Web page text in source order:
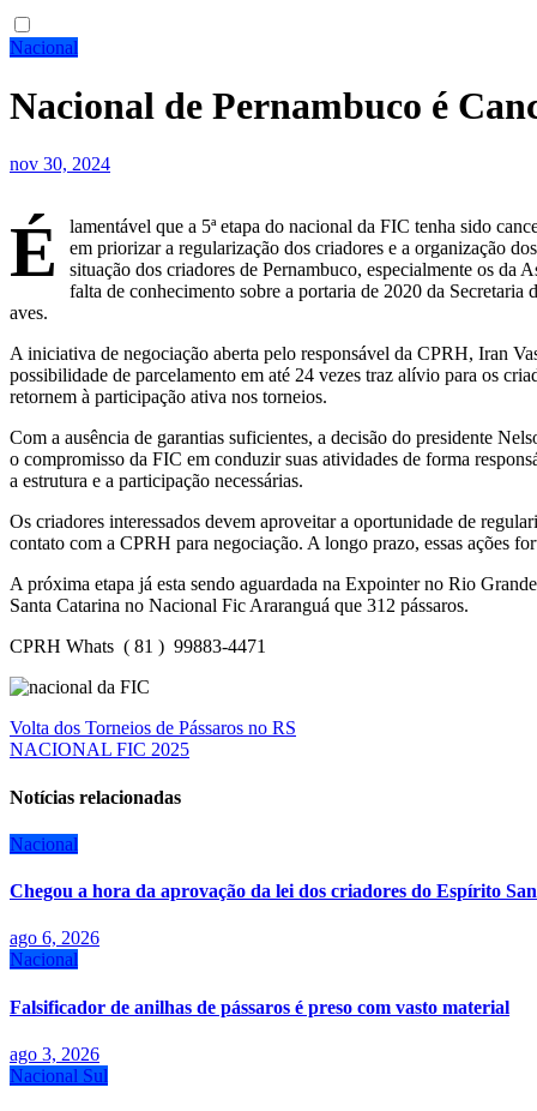
Nacional
Nacional de Pernambuco é
nov 30, 2024
É
lamentável que a 5ª etapa do nacional da FIC tenha sido
em priorizar a regularização dos criadores e a organização
situação dos criadores de Pernambuco, especialmente os da
falta de conhecimento sobre a portaria de 2020 da
aves.
A iniciativa de negociação aberta pelo responsável da CPRH, Iran
possibilidade de parcelamento em até 24 vezes traz alívio para os
retornem à participação ativa nos torneios.
Com a ausência de garantias suficientes, a decisão do presidente
o compromisso da FIC em conduzir suas atividades de forma
a estrutura e a participação necessárias.
Os criadores interessados devem aproveitar a oportunidade de
contato com a CPRH para negociação. A longo prazo, essas ações
A próxima etapa já esta sendo aguardada na Expointer no Rio
Santa Catarina no Nacional Fic Araranguá que 312 pássaros.
CPRH Whats ( 81 ) 99883-4471
Navegação
de
Post
Volta dos Torneios de Pássaros no RS
NACIONAL FIC 2025
Notícias relacionadas
Nacional
Chegou a hora da aprovação da lei dos criadores do Espírito
ago 6, 2026
Nacional
Falsificador de anilhas de pássaros é preso com vasto material
ago 3, 2026
Nacional Sul